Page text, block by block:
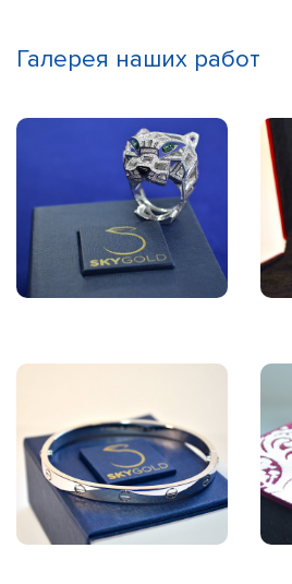
Галерея наших работ